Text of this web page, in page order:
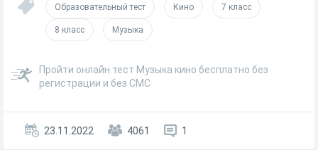
Образовательный тест Кино 7 класс
8 класс Музыка
Пройти онлайн тест Музыка кино бесплатно без
регистрации и без СМС
23.11.2022 4061 1